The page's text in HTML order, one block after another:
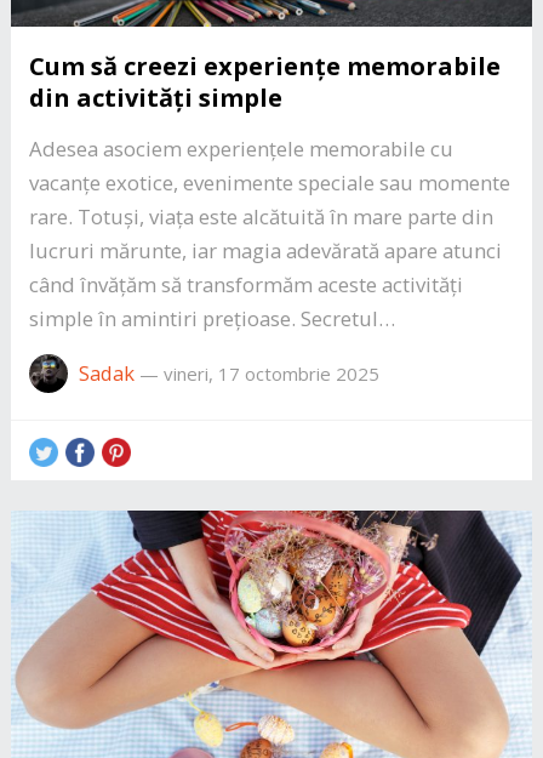
Cum să creezi experiențe memorabile
din activități simple
Adesea asociem experiențele memorabile cu
vacanțe exotice, evenimente speciale sau momente
rare. Totuși, viața este alcătuită în mare parte din
lucruri mărunte, iar magia adevărată apare atunci
când învățăm să transformăm aceste activități
simple în amintiri prețioase. Secretul…
Sadak— vineri, 17 octombrie 2025